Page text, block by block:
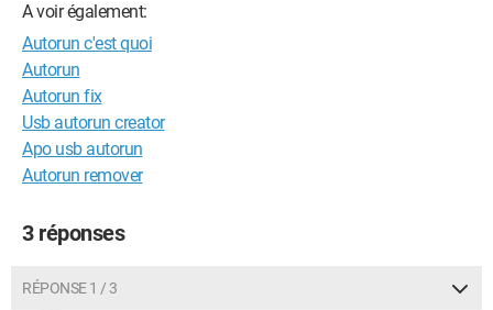
A voir également:
Autorun c'est quoi
Autorun
Autorun fix
Usb autorun creator
Apo usb autorun
Autorun remover
3 réponses
RÉPONSE 1 / 3